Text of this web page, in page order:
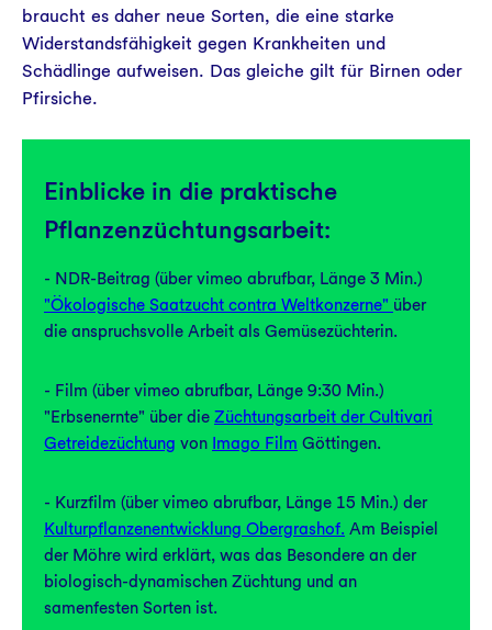
braucht es daher neue Sorten, die eine starke
Widerstandsfähigkeit gegen Krankheiten und
Schädlinge aufweisen. Das gleiche gilt für Birnen oder
Pfirsiche.
Einblicke in die praktische
Pflanzenzüchtungsarbeit:
- NDR-Beitrag (über vimeo abrufbar, Länge 3 Min.)
"Ökologische Saatzucht contra Weltkonzerne" über
die anspruchsvolle Arbeit als Gemüsezüchterin.
- Film (über vimeo abrufbar, Länge 9:30 Min.)
"Erbsenernte" über die Züchtungsarbeit der Cultivari
Getreidezüchtung von Imago Film Göttingen.
- Kurzfilm (über vimeo abrufbar, Länge 15 Min.) der
Kulturpflanzenentwicklung Obergrashof. Am Beispiel
der Möhre wird erklärt, was das Besondere an der
biologisch-dynamischen Züchtung und an
samenfesten Sorten ist.